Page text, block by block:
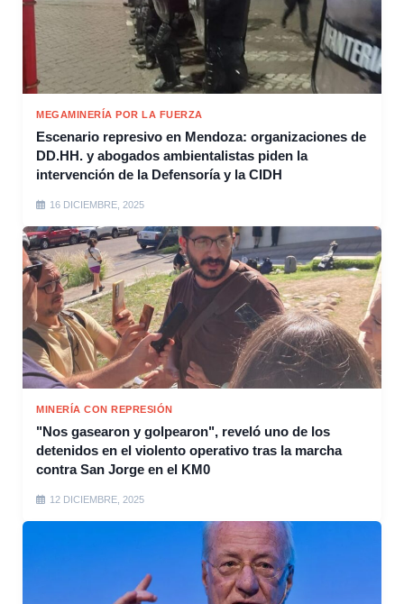
MEGAMINERÍA POR LA FUERZA
Escenario represivo en Mendoza: organizaciones de
DD.HH. y abogados ambientalistas piden la
intervención de la Defensoría y la CIDH
16 DICIEMBRE, 2025
MINERÍA CON REPRESIÓN
"Nos gasearon y golpearon", reveló uno de los
detenidos en el violento operativo tras la marcha
contra San Jorge en el KM0
12 DICIEMBRE, 2025